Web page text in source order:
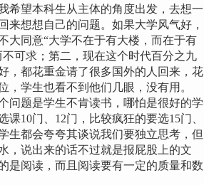
希望本科生从主体的角度出发，去想一
想想自己的问题。如果大学风气好，
大同意“大学不在于有大楼，而在于有
可求；第二，现在这个时代百分之九
，都花重金请了很多国外的人回来，花
学生也看不到他们几眼，没有用。
题是学生不肯读书，哪怕是很好的学
10门、12门，比较疯狂的要选15门、
生都会夸夸其谈说我们要独立思考，但
，说出来的话不过就是报屁股上的文
是阅读，而且阅读要有一定的质量和数